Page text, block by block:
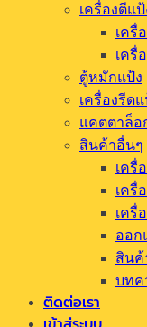
เครื่องตีแ
เครื่
เครื่
ตู้หมักแป้ง
เครื่องรีดแ
แคตตาล็อ
สินค้าอื่นๆ
เครื่
เครื่
เครื่
ออก
สินค้
บทค
ติดต่อเรา
เข้าสู่ระบบ